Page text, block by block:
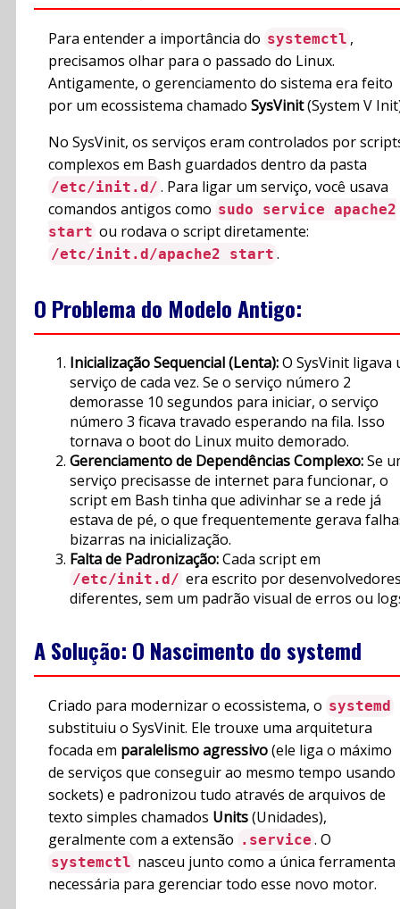
Para entender a importância do systemctl ,
precisamos olhar para o passado do Linux.
Antigamente, o gerenciamento do sistema era feito
por um ecossistema chamado SysVinit(System V
No SysVinit, os serviços eram controlados por
complexos em Bash guardados dentro da pasta
/etc/init.d/ . Para ligar um serviço, você usava
comandos antigos como sudo service apache2
start ou rodava o script diretamente:
/etc/init.d/apache2 start .
O Problema do Modelo Antigo:
Inicialização Sequencial (Lenta):O SysVinit ligava
serviço de cada vez. Se o serviço número 2
demorasse 10 segundos para iniciar, o serviço
número 3 ficava travado esperando na fila. Isso
tornava o boot do Linux muito demorado.
Gerenciamento de Dependências Complexo:Se
serviço precisasse de internet para funcionar, o
script em Bash tinha que adivinhar se a rede já
estava de pé, o que frequentemente gerava
bizarras na inicialização.
Falta de Padronização:Cada script em
/etc/init.d/ era escrito por
diferentes, sem um padrão visual de erros ou
A Solução: O Nascimento do systemd
Criado para modernizar o ecossistema, o systemd
substituiu o SysVinit. Ele trouxe uma arquitetura
focada em paralelismo agressivo(ele liga o máximo
de serviços que conseguir ao mesmo tempo usando
sockets) e padronizou tudo através de arquivos de
texto simples chamados Units(Unidades),
geralmente com a extensão .service . O
systemctl nasceu junto como a única ferramenta
necessária para gerenciar todo esse novo motor.